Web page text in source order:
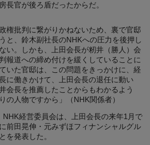
長官が後ろ盾だったからだ。
権批判に繋がりかねないため、裏で官邸
と、鈴木副社長のNHKへの圧力を後押し
い。しかも、上田会長が籾井（勝人）会
報道への締め付けを緩くしていることに
いた官邸は、この問題をきっかけに、経
に働きかけて、上田会長の退任に動い
会長を推薦したことからもわかるよう
の人物ですから」（NHK関係者）
経営委員会は、上田会長の来年1月で
前田晃伸・元みずほフィナンシャルグル
を発表した。